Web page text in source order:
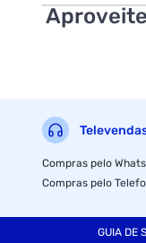
Compras pelo
Compras pelo
GUIA DE